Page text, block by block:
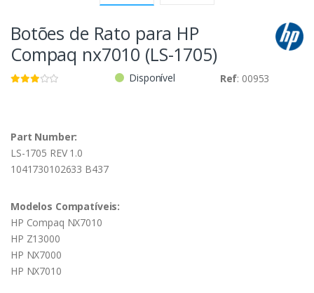
Botões de Rato para HP
Compaq nx7010 (LS-1705)
Disponível Ref: 00953
Part Number:
LS-1705 REV 1.0
1041730102633 B437
Modelos Compatíveis:
HP Compaq NX7010
HP Z13000
HP NX7000
HP NX7010